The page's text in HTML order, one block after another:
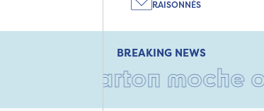
RAISONNÉS
BREAKING NEWS
carton moche oui,